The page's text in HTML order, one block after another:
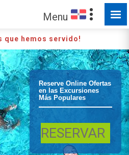
Scape
Menu
que hemos servido!
Reserve Online Ofertas
en las Excursiones
Más Populares
RESERVAR